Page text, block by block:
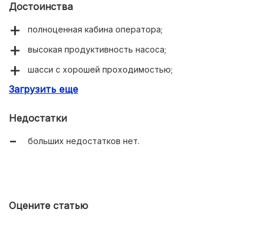
Достоинства
полноценная кабина оператора;
высокая продуктивность насоса;
шасси с хорошей проходимостью;
высокая мощность бурения.
Загрузить еще
Недостатки
больших недостатков нет.
Оцените статью